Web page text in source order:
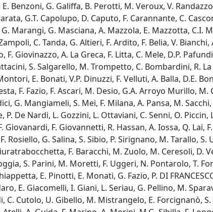
Benzoni, G. Galiffa, B. Perotti, M. Veroux, V.
G.T. Capolupo, D. Caputo, F. Carannante, C.
Marangi, G. Masciana, A. Mazzola, E. Mazzotta, C.I.
C. Tanda, G. Altieri, F. Ardito, F. Belia, V.
F. Giovinazzo, A. La Greca, F. Litta, C. Mele, D.P.
S. Salgarello, M. Trompetto, C. Bombardini, R.
E. Bonati, V.P. Dinuzzi, F. Velluti, A. Balla, D.E.
F. Fazio, F. Ascari, M. Desio, G.A. Arroyo Murillo,
G. Mangiameli, S. Mei, F. Milana, A. Pansa, M.
P. De Nardi, L. Gozzini, L. Ottaviani, C. Senni, O.
Giovanardi, F. Giovannetti, R. Hassan, A. Iossa, Q.
Rosiello, G. Salina, S. Sibio, P. Sirignano, M. Tarallo,
F. Baracchi, M. Zuolo, M. Ceresoli, D.
S. Parini, M. Moretti, F. Uggeri, N. Pontarolo, T.
E. Pinotti, E. Monati, G. Fazio, P. DI
E. Giacomelli, I. Giani, L. Seriau, G. Pellino, M.
C. Cutolo, U. Gibello, M. Mistrangelo, E. Forcignanò,